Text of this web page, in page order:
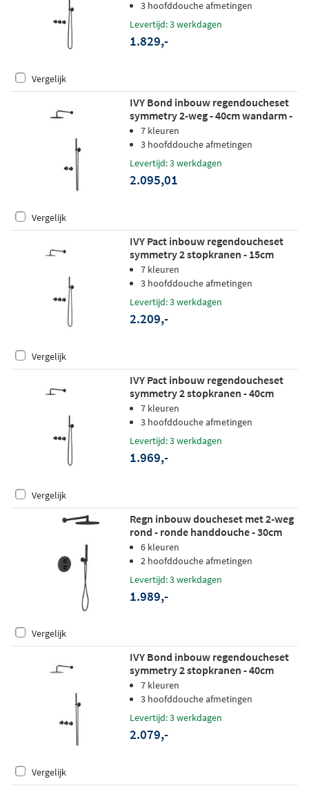
hoofddouche - wandhouder - satin
3 hoofddouche afmetingen
Levertijd: 3 werkdagen
1.829,-
Vergelijk
IVY Bond inbouw regendoucheset
symmetry 2-weg - 40cm wandarm -
25cm medium hoofddouche -
glijstang - 3-standen handdouche -
7 kleuren
3 hoofddouche afmetingen
Levertijd: 3 werkdagen
2.095,01
Vergelijk
IVY Pact inbouw regendoucheset
symmetry 2 stopkranen - 15cm
plafondbuis - 30cm medium
hoofddouche - wandhouder - satin
spray handdouche - zwart chroom
pvd
7 kleuren
3 hoofddouche afmetingen
Levertijd: 3 werkdagen
2.209,-
Vergelijk
IVY Pact inbouw regendoucheset
symmetry 2 stopkranen - 40cm
wandarm - 30cm slim hoofddouche -
wandhouder - staafhanddouche -
7 kleuren
3 hoofddouche afmetingen
Levertijd: 3 werkdagen
1.969,-
Vergelijk
Regn inbouw doucheset met 2-weg
rond - ronde handdouche - 30cm
hoofddouche - wandarm -
wandsteun - mat zwart
6 kleuren
2 hoofddouche afmetingen
Levertijd: 3 werkdagen
1.989,-
Vergelijk
IVY Bond inbouw regendoucheset
symmetry 2 stopkranen - 40cm
wandarm - 20cm medium
hoofddouche - glijstang -
pvd
7 kleuren
3 hoofddouche afmetingen
Levertijd: 3 werkdagen
2.079,-
Vergelijk